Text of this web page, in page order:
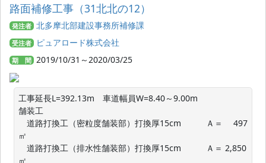
路面補修工事（31北北の12）
発注者 北多摩北部建設事務所補修課
受注者 ピュアロード株式会社
期 間 2019/10/31～2020/03/25
工事延長L=392.13m　車道幅員W=8.40～9.00m
舗装工
道路打換工（密粒度舗装部）打換厚15cm　　　Ａ＝　 497
㎡
道路打換工（排水性舗装部）打換厚15cm　　　Ａ＝ 2,850
㎡